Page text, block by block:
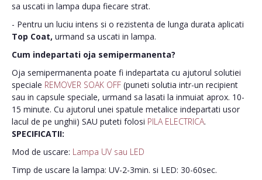
sa uscati in lampa dupa fiecare strat.
- Pentru un luciu intens si o rezistenta de lunga durata aplicati
Top Coat, urmand sa uscati in lampa.
Cum indepartati oja semipermanenta?
Oja semipermanenta poate fi indepartata cu ajutorul solutiei
speciale REMOVER SOAK OFF (puneti solutia intr-un recipient
sau in capsule speciale, urmand sa lasati la inmuiat aprox. 10-
15 minute. Cu ajutorul unei spatule metalice indepartati usor
lacul de pe unghii) SAU puteti folosi PILA ELECTRICA.
SPECIFICATII:
Mod de uscare: Lampa UV sau LED
Timp de uscare la lampa: UV-2-3min. si LED: 30-60sec.